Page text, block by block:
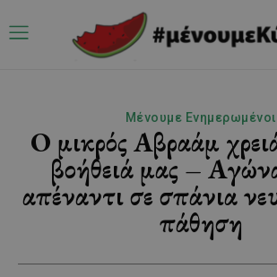
Μένουμε Ενημερωμένοι
Ο μικρός Αβραάμ
βοήθειά μας –
απέναντι σε σπάνια
πάθηση